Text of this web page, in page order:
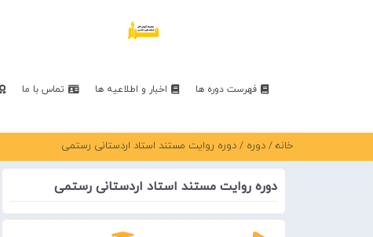
فهرست دوره ها اخبار و اطلاعیه ها تماس با ما
خانه / دوره / دوره روایت مستند استاد اردستانی رستمی
دوره روایت مستند استاد اردستانی رستمی